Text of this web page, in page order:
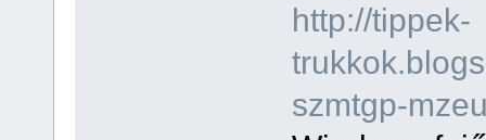
http://tippek-
szmtgp-